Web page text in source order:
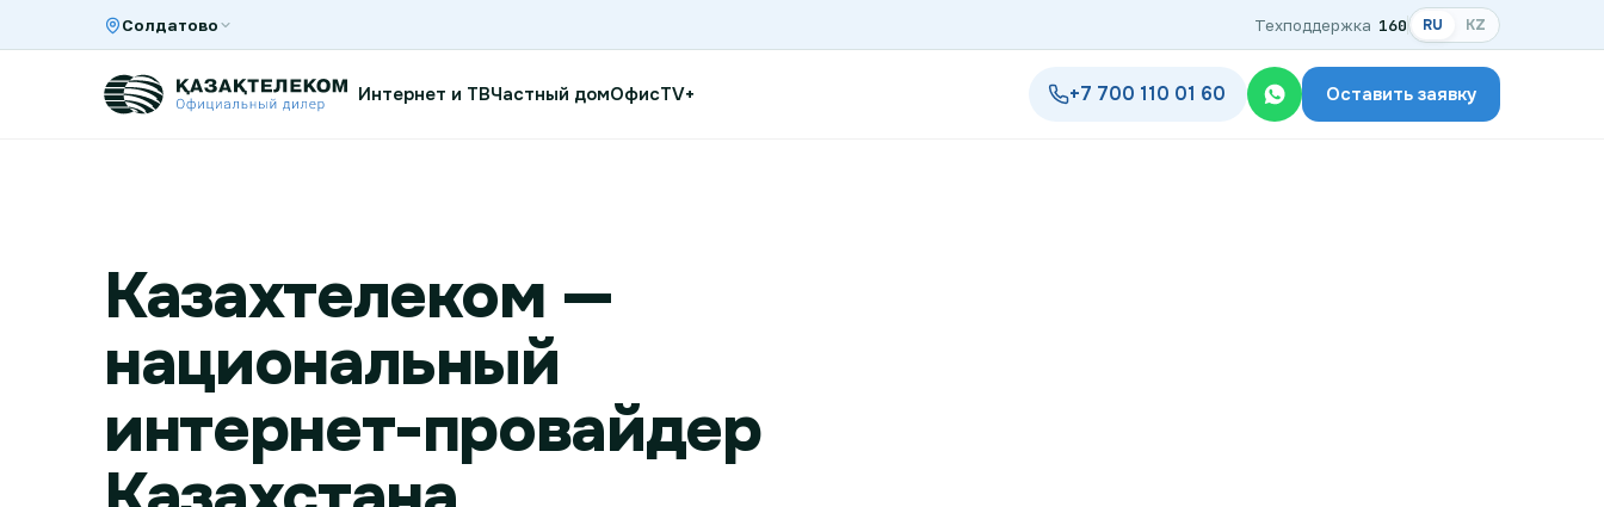
Солдатово Техподдержка 160 RU KZ
Интернет и ТВЧастный домОфисTV+ +7 700 110 01 60 Оставить заявку
Интернет и ТВ в частном доме
Интернет в офис
Казахтелеком —
национальный
интернет-провайдер